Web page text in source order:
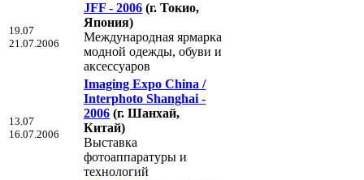
19.07
21.07.2006
JFF - 2006 (г. Токио,
Япония)
Международная ярмарка
модной одежды, обуви и
аксессуаров
13.07
16.07.2006
Imaging Expo China /
Interphoto Shanghai -
2006 (г. Шанхай,
Китай)
Выставка
фотоаппаратуры и
технологий